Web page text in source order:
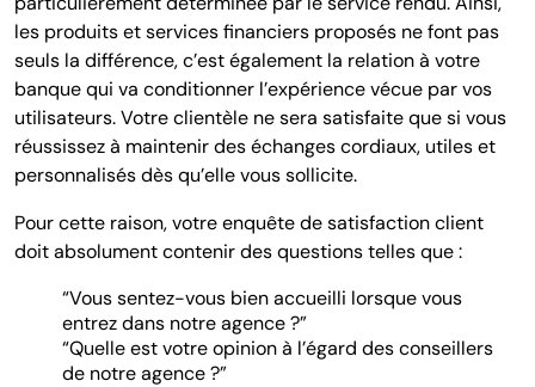
les produits et services financiers proposés ne font pas
seuls la différence, c’est également la relation à votre
banque qui va conditionner l’expérience vécue par vos
utilisateurs. Votre clientèle ne sera satisfaite que si vous
réussissez à maintenir des échanges cordiaux, utiles et
personnalisés dès qu’elle vous sollicite.
Pour cette raison, votre enquête de satisfaction client
doit absolument contenir des questions telles que :
“Vous sentez-vous bien accueilli lorsque vous
entrez dans notre agence ?”
“Quelle est votre opinion à l’égard des conseillers
de notre agence ?”